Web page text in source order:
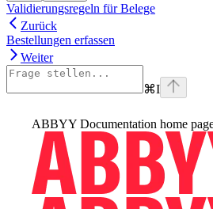
Validierungsregeln für Belege
Zurück
Bestellungen erfassen
Weiter
⌘I
ABBYY Documentation home